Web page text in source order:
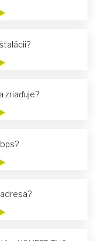
zriaďuje?